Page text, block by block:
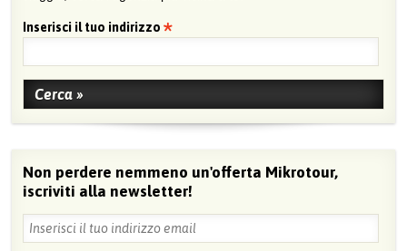
Inserisci il tuo indirizzo
Non perdere nemmeno un'offerta Mikrotour,
iscriviti alla newsletter!